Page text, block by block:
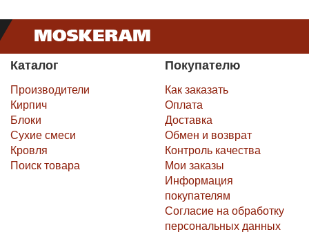
Каталог
Производители
Кирпич
Блоки
Сухие смеси
Кровля
Поиск товара
Покупателю
Как заказать
Оплата
Доставка
Обмен и возврат
Контроль качества
Мои заказы
Информация
покупателям
Согласие на обработку
персональных данных